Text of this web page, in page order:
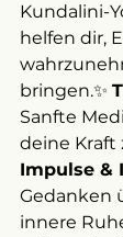
Kundalini-
helfen dir,
bringen.✨
Sanfte
deine Kraft
Impulse &
Gedanken
innere